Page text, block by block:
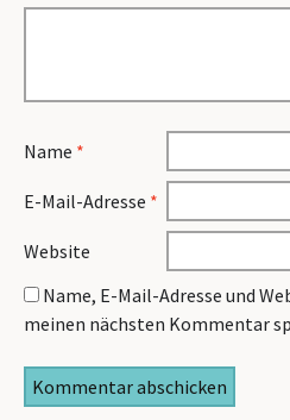
Name *
E-Mail-Adresse *
Website
Name, E-Mail-Adresse und
meinen nächsten Kommentar